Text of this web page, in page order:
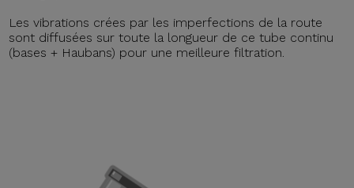
Les vibrations crées par les imperfections de la route
sont diffusées sur toute la longueur de ce tube continu
(bases + Haubans) pour une meilleure filtration.